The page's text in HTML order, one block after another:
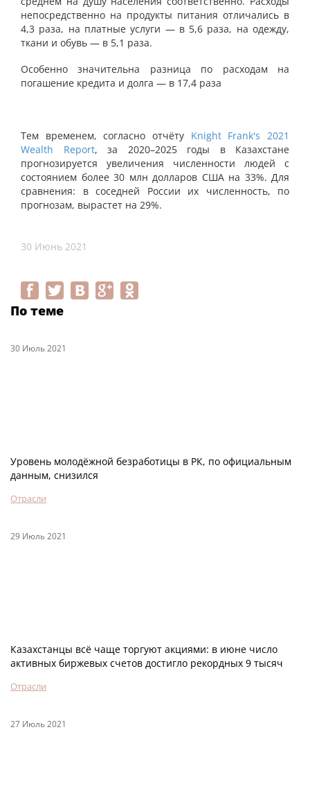
непосредственно на продукты питания отличались в
4,3 раза, на платные услуги — в 5,6 раза, на одежду,
ткани и обувь — в 5,1 раза.
Особенно значительна разница по расходам на
погашение кредита и долга — в 17,4 раза
Тем временем, согласно отчёту Knight Frank's 2021
Wealth Report, за 2020–2025 годы в Казахстане
прогнозируется увеличения численности людей с
состоянием более 30 млн долларов США на 33%. Для
сравнения: в соседней России их численность, по
прогнозам, вырастет на 29%.
30 Июнь 2021
По теме
30 Июль 2021
Уровень молодёжной безработицы в РК, по официальным
данным, снизился
Отрасли
29 Июль 2021
Казахстанцы всё чаще торгуют акциями: в июне число
активных биржевых счетов достигло рекордных 9 тысяч
Отрасли
27 Июль 2021